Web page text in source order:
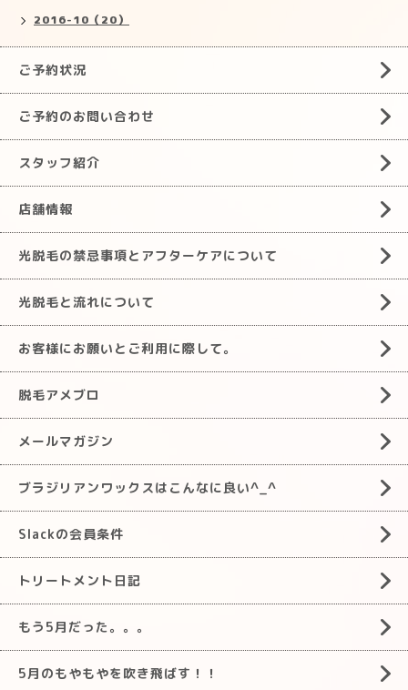
2016-10（20）
ご予約状況
ご予約のお問い合わせ
スタッフ紹介
店舗情報
光脱毛の禁忌事項とアフターケアについて
光脱毛と流れについて
お客様にお願いとご利用に際して。
脱毛アメブロ
メールマガジン
ブラジリアンワックスはこんなに良い^_^
Slackの会員条件
トリートメント日記
もう5月だった。。。
5月のもやもやを吹き飛ばす！！